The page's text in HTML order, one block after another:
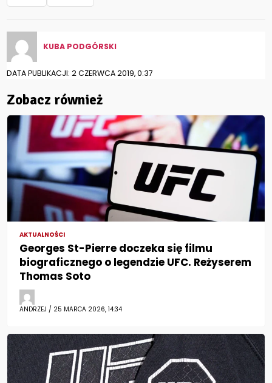
KUBA PODGÓRSKI
DATA PUBLIKACJI: 2 CZERWCA 2019, 0:37
Zobacz również
AKTUALNOŚCI
Georges St-Pierre doczeka się filmu
biograficznego o legendzie UFC. Reżyserem
Thomas Soto
ANDRZEJ / 25 MARCA 2026, 14:34